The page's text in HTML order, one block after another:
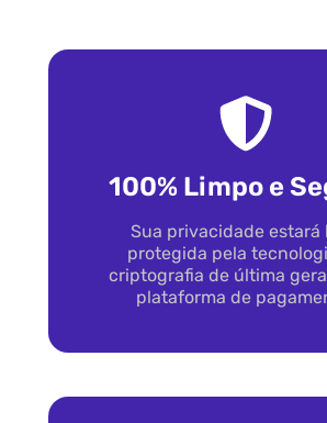
100% Limpo e
Sua privacidade estará
protegida pela
criptografia de última
plataforma de